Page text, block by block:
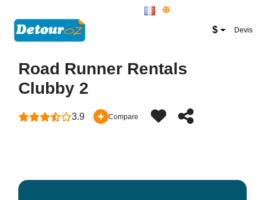
$ Devis
Road Runner Rentals
Clubby 2
3.9 Compare